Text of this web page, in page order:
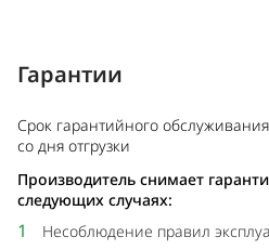
Гарантии
Срок гарантийного
со дня отгрузки
Производитель снимает
следующих случаях:
1 Несоблюдение правил